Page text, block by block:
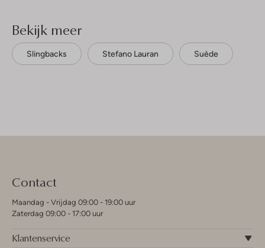
Bekijk meer
Slingbacks Stefano Lauran Suède
Contact
Maandag - Vrijdag 09:00 - 19:00 uur
Zaterdag 09:00 - 17:00 uur
Klantenservice